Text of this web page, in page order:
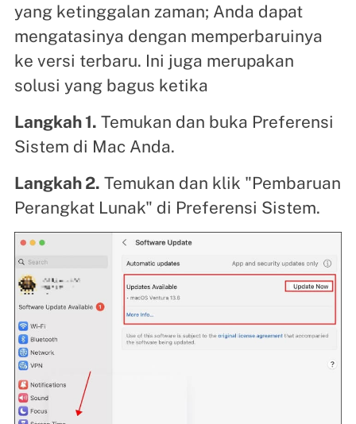
yang ketinggalan zaman; Anda dapat
mengatasinya dengan memperbaruinya
ke versi terbaru. Ini juga merupakan
solusi yang bagus ketika
Langkah 1. Temukan dan buka Preferensi
Sistem di Mac Anda.
Langkah 2. Temukan dan klik "Pembaruan
Perangkat Lunak" di Preferensi Sistem.